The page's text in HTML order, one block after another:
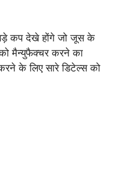
कप देखे होंगे जो जूस के
मैन्युफैक्चर करने का
के लिए सारे डिटेल्स को